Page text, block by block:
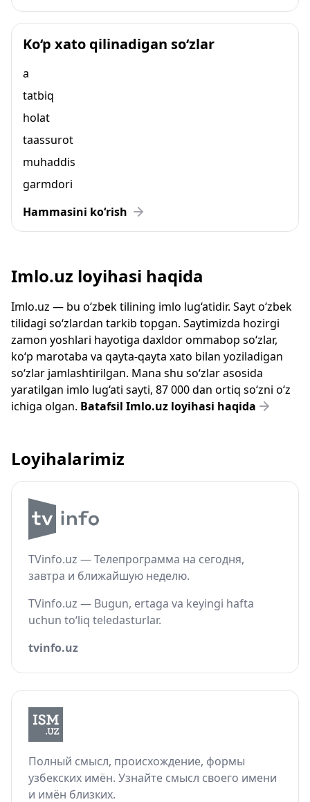
Ko‘p xato qilinadigan so‘zlar
a
tatbiq
holat
taassurot
muhaddis
garmdori
Hammasini ko‘rish
Imlo.uz loyihasi haqida
Imlo.uz — bu o‘zbek tilining imlo lug‘atidir. Sayt o‘zbek
tilidagi so‘zlardan tarkib topgan. Saytimizda hozirgi
zamon yoshlari hayotiga daxldor ommabop so‘zlar,
ko‘p marotaba va qayta-qayta xato bilan yoziladigan
so‘zlar jamlashtirilgan. Mana shu so‘zlar asosida
yaratilgan imlo lug‘ati sayti, 87 000 dan ortiq so‘zni o‘z
ichiga olgan. Batafsil Imlo.uz loyihasi haqida
Loyihalarimiz
TVinfo.uz — Телепрограмма на сегодня,
завтра и ближайшую неделю.
TVinfo.uz — Bugun, ertaga va keyingi hafta
uchun to‘liq teledasturlar.
tvinfo.uz
Полный смысл, происхождение, формы
узбекских имён. Узнайте смысл своего имени
и имён близких.